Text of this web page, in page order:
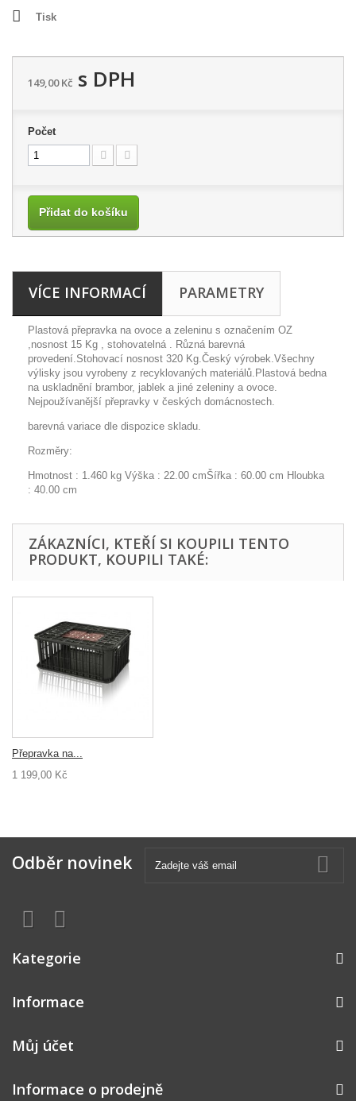
Tisk
149,00 Kč s DPH
Počet
Přidat do košíku
VÍCE INFORMACÍ PARAMETRY
Plastová přepravka na ovoce a zeleninu s označením OZ
,nosnost 15 Kg , stohovatelná . Různá barevná
provedení.Stohovací nosnost 320 Kg.Český výrobek.Všechny
výlisky jsou vyrobeny z recyklovaných materiálů.Plastová bedna
na uskladnění brambor, jablek a jiné zeleniny a ovoce.
Nejpoužívanější přepravky v českých domácnostech.
barevná variace dle dispozice skladu.
Rozměry:
Hmotnost : 1.460 kg Výška : 22.00 cmŠířka : 60.00 cm Hloubka
: 40.00 cm
ZÁKAZNÍCI, KTEŘÍ SI KOUPILI TENTO
PRODUKT, KOUPILI TAKÉ:
Přepravka na...
1 199,00 Kč
Odběr novinek
Kategorie
Informace
Můj účet
Informace o prodejně